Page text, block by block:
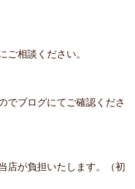
ご相談ください。
でブログにてご確認くださ
店が負担いたします。（初